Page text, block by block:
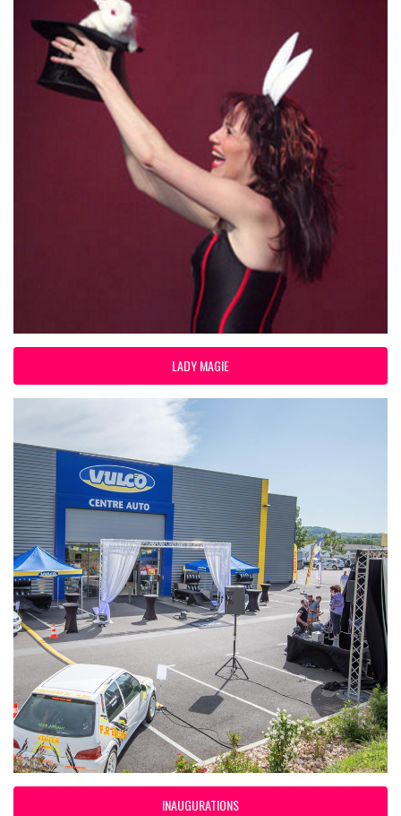
LADY MAGIE
INAUGURATIONS